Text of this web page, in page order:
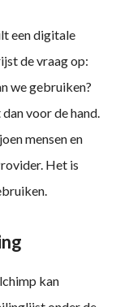
een digitale
de vraag op:
we gebruiken?
voor de hand.
mensen en
Het is
kan